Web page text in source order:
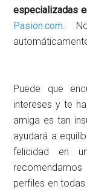
especializadas
Pasion.com.
Puede que
intereses y te
amiga es tan
ayudará a
felicidad en
perfiles en